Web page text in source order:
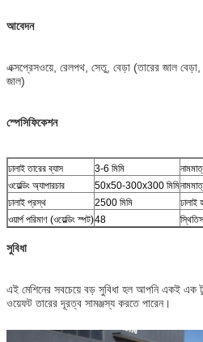
আবেদন
এক্সপ্রেসওয়ে, রেলপথ, সেতু, বেড়া (তারের জাল বেড়া,
জাল)
স্পেসিফিকেশন
ঢালাই তারের ব্যাস 3-6 মিমি
ওয়েল্ডিং অ্যাপারচার
50x50-300x300 মিমি
ঢালাই প্রস্থ
2500 মিমি ঢালাই
ওয়ার্প পরিমাণ (ওয়েল্ডিং স্পট)48
সুবিধা
এই মেশিনের সবচেয়ে বড় সুবিধা হল আপনি একই এক
ওয়েফট তারের দূরত্ব সামঞ্জস্য করতে পারেন।